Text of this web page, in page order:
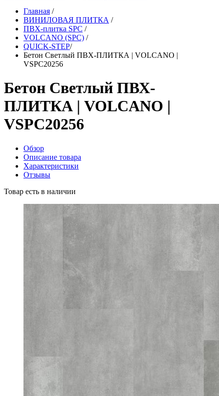
Главная /
ВИНИЛОВАЯ ПЛИТКА /
ПВХ-плитка SPC /
VOLCANO (SPC) /
QUICK-STEP/
Бетон Светлый ПВХ-ПЛИТКА | VOLCANO |
VSPC20256
Бетон Светлый ПВХ-
ПЛИТКА | VOLCANO |
VSPC20256
Обзор
Описание товара
Характеристики
Отзывы
Товар есть в наличии